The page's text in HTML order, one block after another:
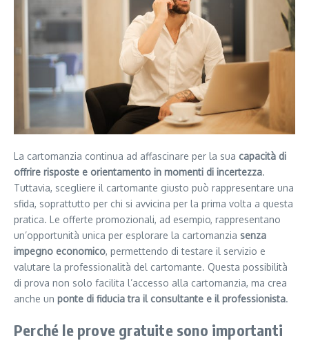
La cartomanzia continua ad affascinare per la sua capacità di
offrire risposte e orientamento in momenti di incertezza.
Tuttavia, scegliere il cartomante giusto può rappresentare una
sfida, soprattutto per chi si avvicina per la prima volta a questa
pratica. Le offerte promozionali, ad esempio, rappresentano
un’opportunità unica per esplorare la cartomanzia senza
impegno economico, permettendo di testare il servizio e
valutare la professionalità del cartomante. Questa possibilità
di prova non solo facilita l’accesso alla cartomanzia, ma crea
anche un ponte di fiducia tra il consultante e il professionista.
Perché le prove gratuite sono importanti